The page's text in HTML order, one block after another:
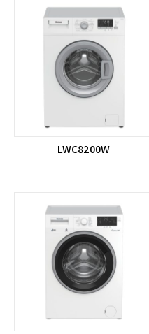
LWC8200W